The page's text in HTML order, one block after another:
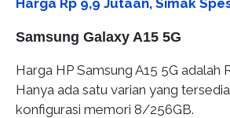
Samsung Galaxy A15 5G
Harga HP Samsung A15 5G adalah
Hanya ada satu varian yang
konfigurasi memori 8/256GB.